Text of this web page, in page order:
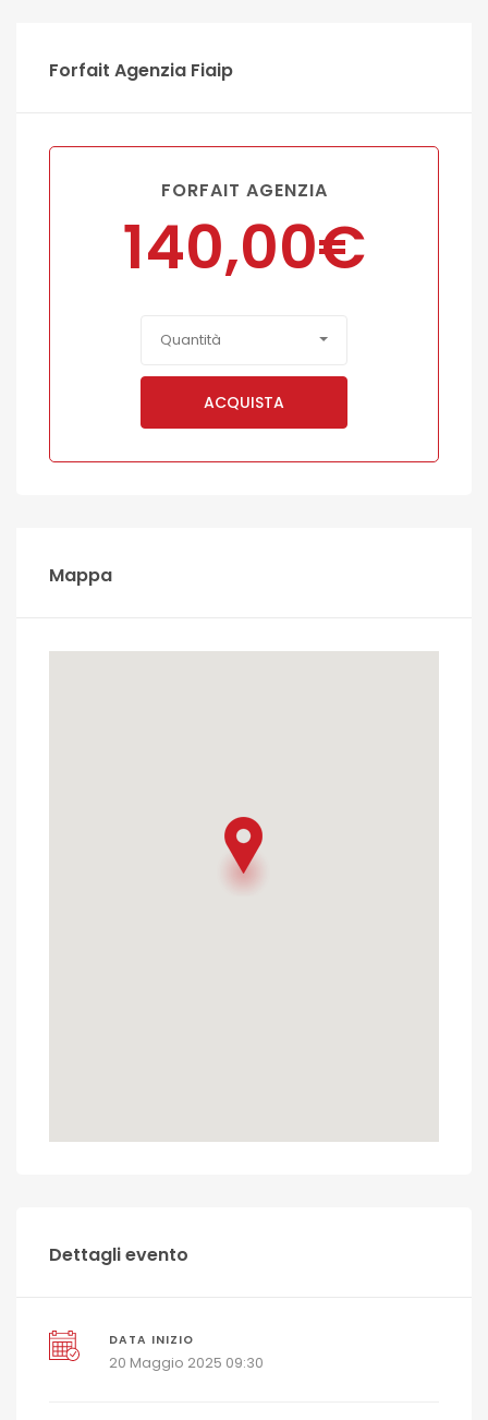
Forfait Agenzia Fiaip
FORFAIT AGENZIA
140,00€
Quantità
ACQUISTA
Mappa
Dettagli evento
DATA INIZIO
20 Maggio 2025 09:30